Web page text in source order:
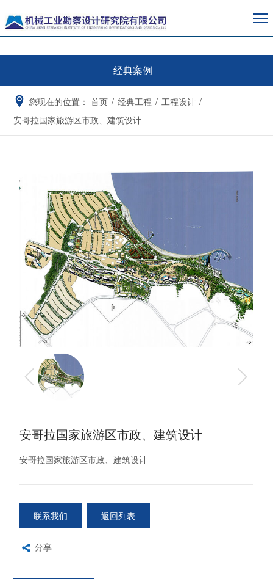
经典案例
您现在的位置： 首页 / 经典工程 / 工程设计 /
安哥拉国家旅游区市政、建筑设计
安哥拉国家旅游区市政、建筑设计
安哥拉国家旅游区市政、建筑设计
联系我们 返回列表
分享